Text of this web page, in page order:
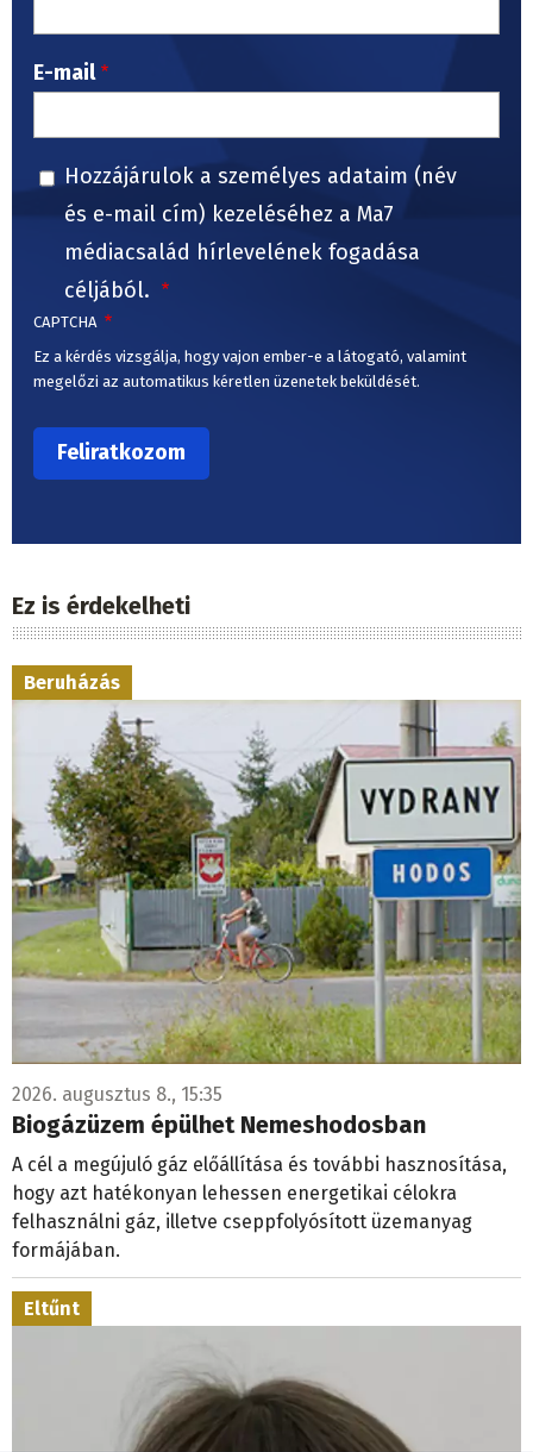
E-mail
Hozzájárulok a személyes adataim (név
és e-mail cím) kezeléséhez a Ma7
médiacsalád hírlevelének fogadása
céljából.
CAPTCHA
Ez a kérdés vizsgálja, hogy vajon ember-e a látogató, valamint
megelőzi az automatikus kéretlen üzenetek beküldését.
Ez is érdekelheti
Beruházás
2026. augusztus 8., 15:35
Biogázüzem épülhet Nemeshodosban
A cél a megújuló gáz előállítása és további hasznosítása,
hogy azt hatékonyan lehessen energetikai célokra
felhasználni gáz, illetve cseppfolyósított üzemanyag
formájában.
Eltűnt